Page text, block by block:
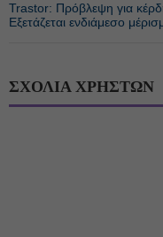
Trastor: Πρόβλεψη για
Εξετάζεται ενδιάμεσο
ΣΧΟΛΙΑ ΧΡΗΣΤΩΝ